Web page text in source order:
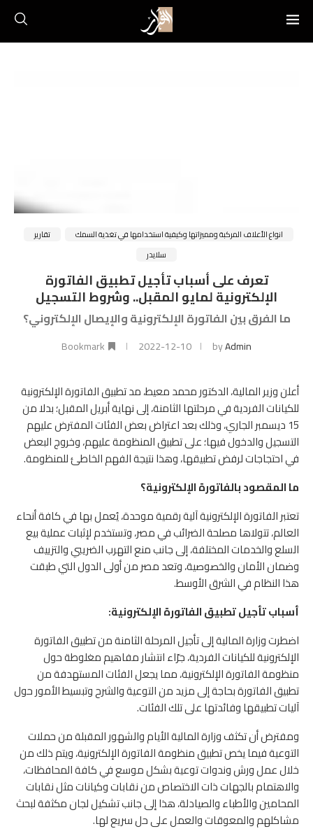
انواع الأعلاف المركبة ومميزاتها وكيفية استخدامها في تغذية السمك
تقارير
سلايدر
تعرف على أسباب تأجيل تطبيق الفاتورة
الإلكترونية لمايو المقبل.. وشروط التسجيل
ما الفرق بين الفاتورة الإلكترونية والإيصال الإلكتروني؟
byAdmin
2022-12-10
Bookmark
أعلن وزير المالية، الدكتور محمد معيط، مد تطبيق الفاتورة الإلكترونية
للكيانات الفردية في مرحلتها الثامنة، إلى نهاية أبريل المقبل؛ بدلا من
15 ديسمبر الجاري، وذلك بعد اعتراض بعض الفئات المفترض عليهم
التسجيل والدخول فيها؛ على تطبيق المنظومة عليهم، وخروج البعض
في احتجاجات لرفض تطبيقها، وهذا نتيجة الفهم الخاطئ للمنظومة.
ما المقصود بالفاتورة الإلكترونية؟
تعتبر الفاتورة الإلكترونية آلية رقمية موحدة، يُعمل بها في كافة أنحاء
العالم، تتولاها مصلحة الضرائب في مصر، وتستخدم لإثبات عملية بيع
السلع والخدمات المختلفة، إلى جانب منع التهرب الضريبي والتزييف
وضمان الأمان والخصوصية، وتعد مصر من أولى الدول التي طبقت
هذا النظام في الشرق الأوسط.
أسباب تأجيل تطبيق الفاتورة الإلكترونية:
اضطرت وزارة المالية إلى تأجيل المرحلة الثامنة من تطبيق الفاتورة
الإلكترونية للكيانات الفردية، جرّاء انتشار مفاهيم مغلوطة حول
منظومة الفاتورة الإلكترونية، مما يجعل الفئات المستهدفة من
تطبيق الفاتورة بحاجة إلى مزيد من التوعية والشرح وتبسيط الأمور حول
آليات تطبيقها وفائدتها على تلك الفئات.
ومفترض أن تكثف وزارة المالية الأيام والشهور المقبلة من حملات
التوعية فيما يخص تطبيق منظومة الفاتورة الإلكترونية، ويتم ذلك من
خلال عمل ورش وندوات توعية بشكل موسع في كافة المحافظات،
والاهتمام بالجهات ذات الاختصاص من نقابات وكيانات مثل نقابات
المحامين والأطباء والصيادلة، هذا إلى جانب تشكيل لجان مكثفة لبحث
مشاكلهم والمعوقات والعمل على حل سريع لها.